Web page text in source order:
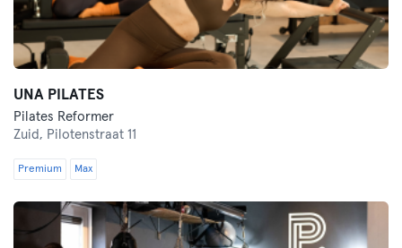
UNA PILATES
Pilates Reformer
Zuid, Pilotenstraat 11
Premium Max